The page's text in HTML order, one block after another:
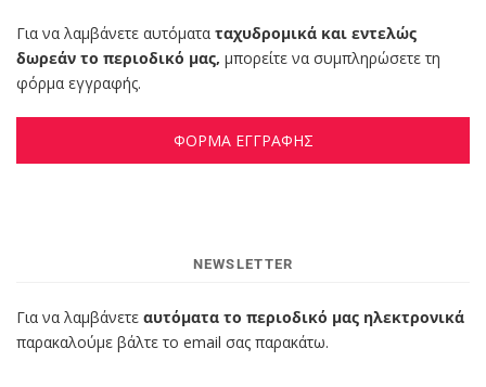
Για να λαμβάνετε αυτόματα ταχυδρομικά και εντελώς
δωρεάν το περιοδικό μας, μπορείτε να συμπληρώσετε τη
φόρμα εγγραφής.
ΦΟΡΜΑ ΕΓΓΡΑΦΗΣ
NEWSLETTER
Για να λαμβάνετε αυτόματα το περιοδικό μας ηλεκτρονικά
παρακαλούμε βάλτε το email σας παρακάτω.